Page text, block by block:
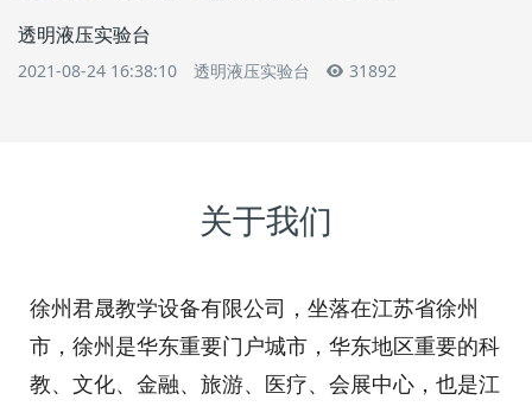
透明液压实验台
2021-08-24 16:38:10 透明液压实验台 31892
关于我们
徐州君晟教学设备有限公司，坐落在江苏省徐州
市，徐州是华东重要门户城市，华东地区重要的科
教、文化、金融、旅游、医疗、会展中心，也是江